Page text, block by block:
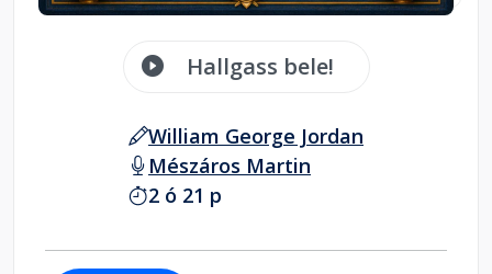
Hallgass bele!
William George Jordan
Mészáros Martin
2 ó 21 p